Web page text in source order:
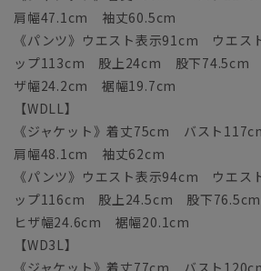
肩幅47.1cm 袖丈60.5cm
《パンツ》ウエスト表示91cm ウエ
ップ113cm 股上24cm 股下74.5cm
ザ幅24.2cm 裾幅19.7cm
【WDLL】
《ジャケット》着丈75cm バスト
肩幅48.1cm 袖丈62cm
《パンツ》ウエスト表示94cm ウエ
ップ116cm 股上24.5cm 股下
ヒザ幅24.6cm 裾幅20.1cm
【WD3L】
《ジャケット》着丈77cm バスト